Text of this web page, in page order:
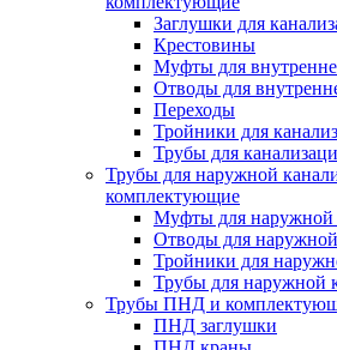
Заглушки для
Крестовины
Муфты для
Отводы для
Переходы
Тройники для
Трубы для
Трубы для наружной
комплектующие
Муфты для наружной
Отводы для
Тройники для
Трубы для наружной
Трубы ПНД и
ПНД заглушки